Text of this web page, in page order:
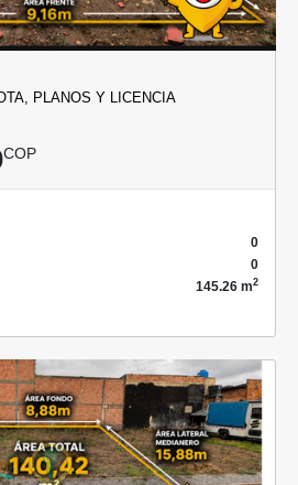
PLANOS Y LICENCIA
COP
0
0
145.26 m2